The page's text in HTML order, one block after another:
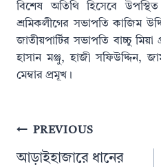
বিশেষ অতিথি হিসেবে
শ্রমিকলীগের সভাপতি কাজিম
জাতীয়পার্টির সভাপতি বাচ্চু মিয়া
হাসান মঞ্জু, হাজী সফিউদ্দিন,
মেম্বার প্রমূখ।
PostPREVIOUS
আড়াইহাজারে ধানের